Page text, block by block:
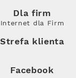
Dla firm
Internet dla Firm
Strefa klienta
Facebook